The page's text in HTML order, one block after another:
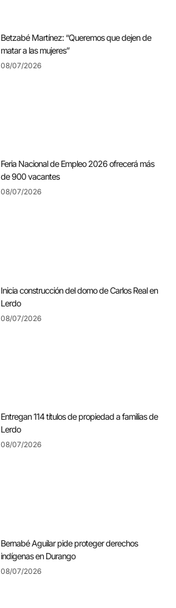
Betzabé Martínez: “Queremos que dejen de
matar a las mujeres”
08/07/2026
Feria Nacional de Empleo 2026 ofrecerá más
de 900 vacantes
08/07/2026
Inicia construcción del domo de Carlos Real en
Lerdo
08/07/2026
Entregan 114 títulos de propiedad a familias de
Lerdo
08/07/2026
Bernabé Aguilar pide proteger derechos
indígenas en Durango
08/07/2026